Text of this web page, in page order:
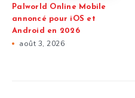
Palworld Online Mobile
annoncé pour iOS et
Android en 2026
août 3, 2026